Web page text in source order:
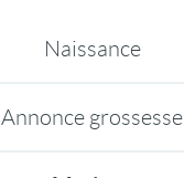
Naissance
Annonce grossesse